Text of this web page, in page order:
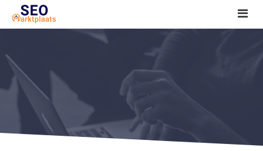
SEO tools reviews
Marketeer bij jou in de buurt?
Offerte
1. Seo voor beginners +
2. Onderzoeken +